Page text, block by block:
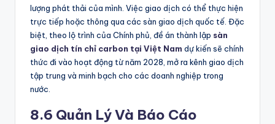
lượng phát thải của mình. Việc giao dịch có thể thực hiện
trực tiếp hoặc thông qua các sàn giao dịch quốc tế. Đặc
biệt, theo lộ trình của Chính phủ, đề án thành lập sàn
giao dịch tín chỉ carbon tại Việt Nam dự kiến sẽ chính
thức đi vào hoạt động từ năm 2028, mở ra kênh giao dịch
tập trung và minh bạch cho các doanh nghiệp trong
nước.
8.6 Quản Lý Và Báo Cáo